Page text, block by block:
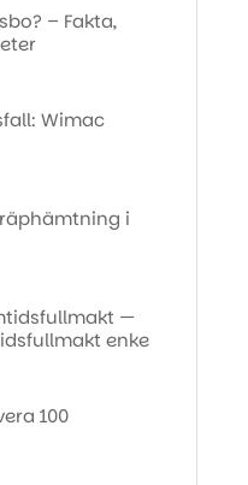
– Fakta,
Wimac
i
—
enke
100